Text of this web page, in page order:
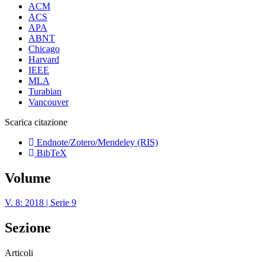
ACM
ACS
APA
ABNT
Chicago
Harvard
IEEE
MLA
Turabian
Vancouver
Scarica citazione
Endnote/Zotero/Mendeley (RIS)
BibTeX
Volume
V. 8: 2018 | Serie 9
Sezione
Articoli